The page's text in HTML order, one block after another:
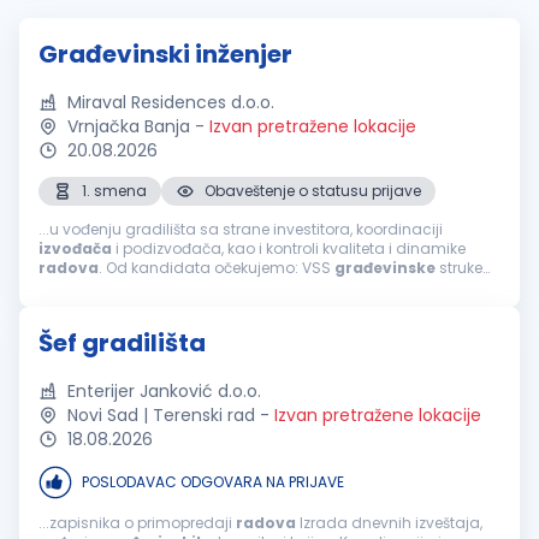
Građevinski inženjer
Miraval Residences d.o.o.
Vrnjačka Banja - Izvan pretražene lokacije
20.08.2026
1. smena
Obaveštenje o statusu prijave
...u vođenju gradilišta sa strane investitora, koordinaciji
izvođača i podizvođača, kao i kontroli kvaliteta i dinamike
radova
. Od kandidata očekujemo: VSS građevinske struke
Šef gradilišta
Enterijer Janković d.o.o.
Novi Sad | Terenski rad - Izvan pretražene lokacije
18.08.2026
POSLODAVAC ODGOVARA NA PRIJAVE
...zapisnika o primopredaji radova Izrada dnevnih izveštaja,